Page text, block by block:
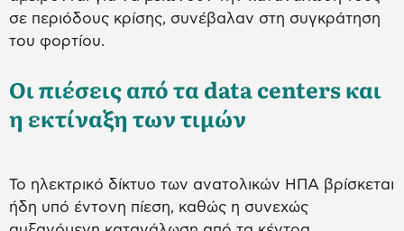
σε περιόδους κρίσης, συνέβαλαν στη συγκράτηση
του φορτίου.
Οι πιέσεις από τα data centers και
η εκτίναξη των τιμών
Το ηλεκτρικό δίκτυο των ανατολικών ΗΠΑ βρίσκεται
ήδη υπό έντονη πίεση, καθώς η συνεχώς